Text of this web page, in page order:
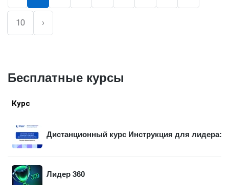
10 ›
Бесплатные курсы
Курс
Дистанционный курс Инструкция для лидера:
Лидер 360